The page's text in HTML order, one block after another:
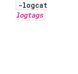
-logcat
logtags